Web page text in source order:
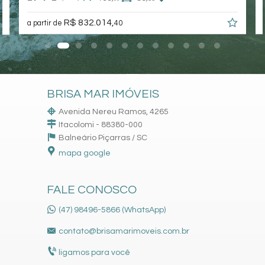
a partir de R$ 832.014,40
BRISA MAR IMÓVEIS
Avenida Nereu Ramos, 4265
Itacolomi - 88380-000
Balneário Piçarras / SC
mapa google
FALE CONOSCO
(47) 98496-5866 (WhatsApp)
contato@brisamarimoveis.com.br
ligamos para você